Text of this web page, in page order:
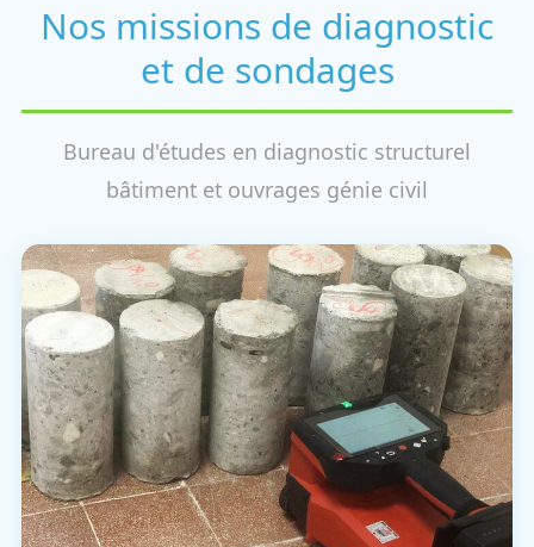
Nos missions de diagnostic
et de sondages
Bureau d'études en diagnostic structurel
bâtiment et ouvrages génie civil